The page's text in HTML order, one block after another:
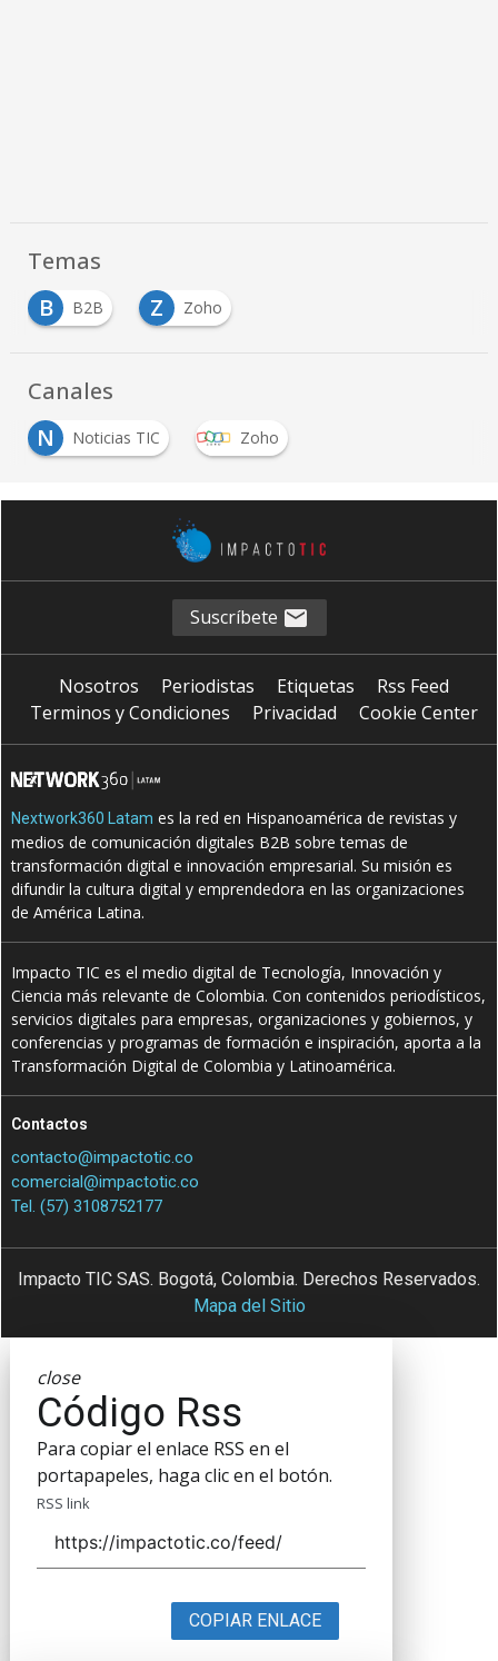
Temas
B
B2B Z Zoho
Canales
N
Noticias TIC Zoho
Suscríbete
Nosotros Periodistas Etiquetas
Rss Feed
Terminos y Condiciones
Privacidad Cookie Center
Nextwork360 Latam es la red en Hispanoamérica de revistas y
medios de comunicación digitales B2B sobre temas de
transformación digital e innovación empresarial. Su misión es
difundir la cultura digital y emprendedora en las organizaciones
de América Latina.
Impacto TIC es el medio digital de Tecnología, Innovación y
Ciencia más relevante de Colombia. Con contenidos periodísticos,
servicios digitales para empresas, organizaciones y gobiernos, y
conferencias y programas de formación e inspiración, aporta a la
Transformación Digital de Colombia y Latinoamérica.
Contactos
contacto@impactotic.co
comercial@impactotic.co
Tel. (57) 3108752177
Impacto TIC SAS. Bogotá, Colombia. Derechos Reservados.
Mapa del Sitio
close
Código Rss
Para copiar el enlace RSS en el
portapapeles, haga clic en el botón.
RSS link
COPIAR ENLACE